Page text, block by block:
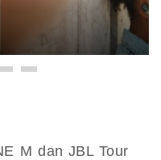
M dan JBL Tour